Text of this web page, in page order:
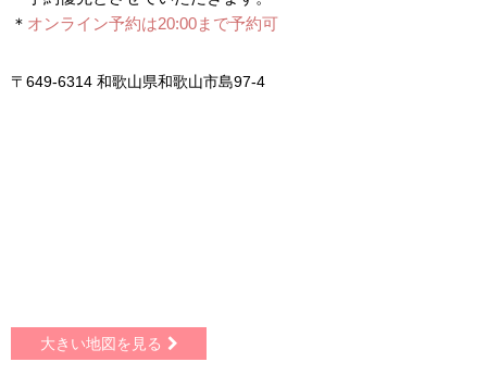
＊ オンライン予約は20:00まで予約可
〒649-6314 和歌山県和歌山市島97-4
大きい地図を見る 